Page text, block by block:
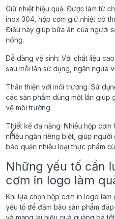
Giữ nhiệt hiệu quả: Được làm từ
inox 304, hộp cơm giữ nhiệt có
Điều này giúp bữa ăn của người
nóng.
Dễ dàng vệ sinh: Với chất liệu
sau mỗi lần sử dụng, ngăn ngừa
Thân thiện với môi trường: Sử
các sản phẩm dùng một lần giúp
vệ môi trường.
Thiết kế đa năng: Nhiều hộp
nhiều ngăn riêng biệt, giúp
bảo quản nhiều loại thực phẩm
Những yếu tố cần
cơm in logo làm
Khi lựa chọn hộp cơm in logo
yếu tố để đảm bảo sản phẩm
và mang lại hiệu quả quảng bá tốt